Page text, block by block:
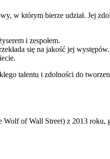
w którym bierze udział. Jej
i zespołem.
się na jakość jej występów.
talentu i zdolności do
of Wall Street) z 2013 roku,